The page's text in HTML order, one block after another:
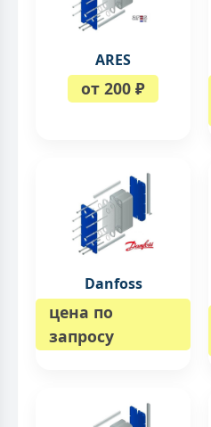
ARES
от 200 ₽
Danfoss
цена по
запросу